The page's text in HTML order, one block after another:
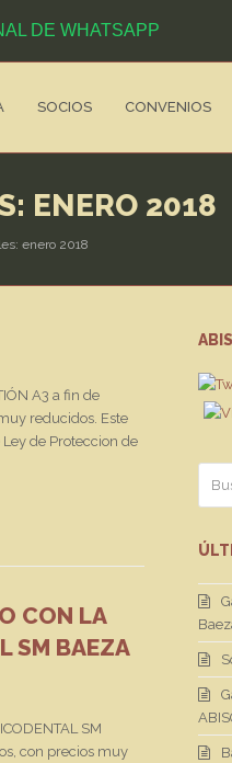
DE WHATSAPP
SOCIOS CONVENIOS
ENERO 2018
enero 2018
A3 a fin de
reducidos. Este
de Proteccion de
CON LA
SM BAEZA
SM
con precios muy